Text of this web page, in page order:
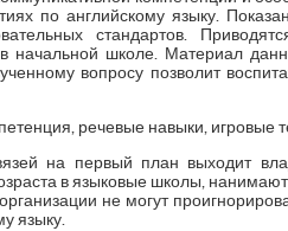
по английскому языку.
стандартов.
начальной школе. Материал
вопросу позволит
речевые навыки, игровые
на первый план выходит
в языковые школы,
не могут
языку.